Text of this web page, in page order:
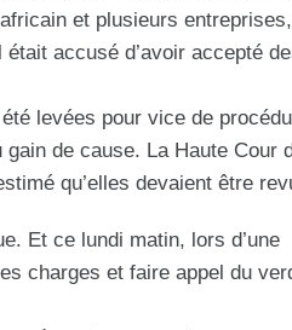
et plusieurs
accusé d’avoir accepté
levées pour vice de
de cause. La Haute Cour
qu’elles devaient être
Et ce lundi matin, lors d’une
charges et faire appel du